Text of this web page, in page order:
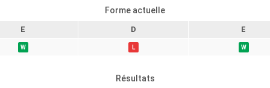
Forme actuelle
E D E
W L W
Résultats